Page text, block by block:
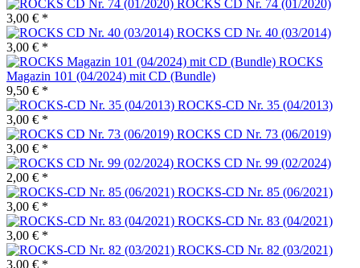
ROCKS CD Nr. 74 (01/2020)
3,00 € *
ROCKS CD Nr. 40 (03/2014)
3,00 € *
ROCKS
Magazin 101 (04/2024) mit CD (Bundle)
9,50 € *
ROCKS-CD Nr. 35 (04/2013)
3,00 € *
ROCKS CD Nr. 73 (06/2019)
3,00 € *
ROCKS CD Nr. 99 (02/2024)
2,00 € *
ROCKS-CD Nr. 85 (06/2021)
3,00 € *
ROCKS-CD Nr. 83 (04/2021)
3,00 € *
ROCKS-CD Nr. 82 (03/2021)
3,00 € *